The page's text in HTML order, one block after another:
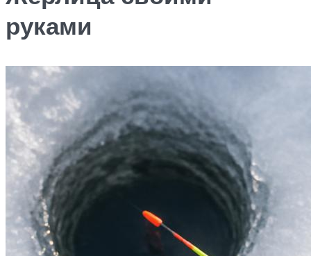
руками